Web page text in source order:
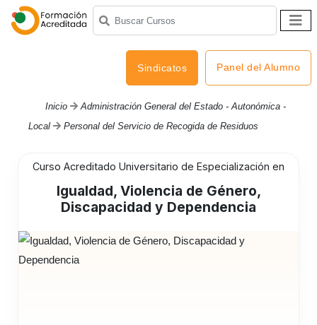
Sindicatos Panel del Alumno
Inicio
Administración General del Estado - Autonómica -
Local
Personal del Servicio de Recogida de Residuos
Curso Acreditado Universitario de Especialización en
Igualdad, Violencia de Género,
Discapacidad y Dependencia